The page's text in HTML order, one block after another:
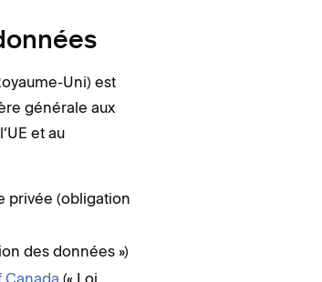
Uni) est
générale aux
et au
privée (obligation
des données »)
(« Loi